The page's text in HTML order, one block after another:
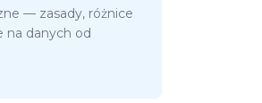
— zasady, różnice
na danych od